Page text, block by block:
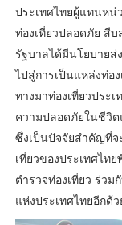
ประเทศไทยผู้แทนหน่
ท่องเที่ยวปลอดภัย สื
รัฐบาลได้มีนโยบายส่
ไปสู่การเป็นแหล่งท่อ
ทางมาท่องเที่ยวประ
ความปลอดภัยในชีวิ
ซึ่งเป็นปัจจัยสำคัญที่จ
เที่ยวของประเทศไ
ตำรวจท่องเที่ยว ร่วม
แห่งประเทศไทยอีกด้ว